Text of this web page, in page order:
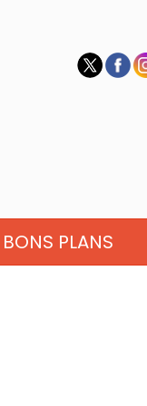
BONS PLANS